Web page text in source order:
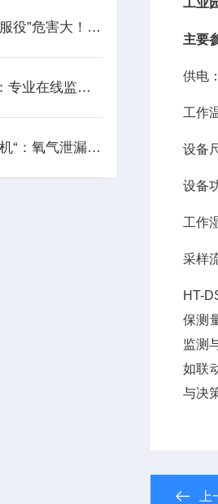
气体报警器“超期服役”危害大！何时更换？记住这几点！
管道粉尘报警器：专业在线监测安全防控设备
看不见的“富氧危机“：氧气泄漏报警器如何守护密闭空间安全？
工业
主要
供电
工作
设备
设备
工作
采样
HT-
保测
监测
如联
与决